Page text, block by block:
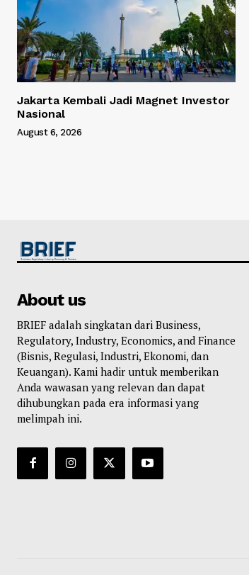
Jakarta Kembali Jadi Magnet Investor
Nasional
August 6, 2026
About us
BRIEF adalah singkatan dari Business,
Regulatory, Industry, Economics, and Finance
(Bisnis, Regulasi, Industri, Ekonomi, dan
Keuangan). Kami hadir untuk memberikan
Anda wawasan yang relevan dan dapat
dihubungkan pada era informasi yang
melimpah ini.